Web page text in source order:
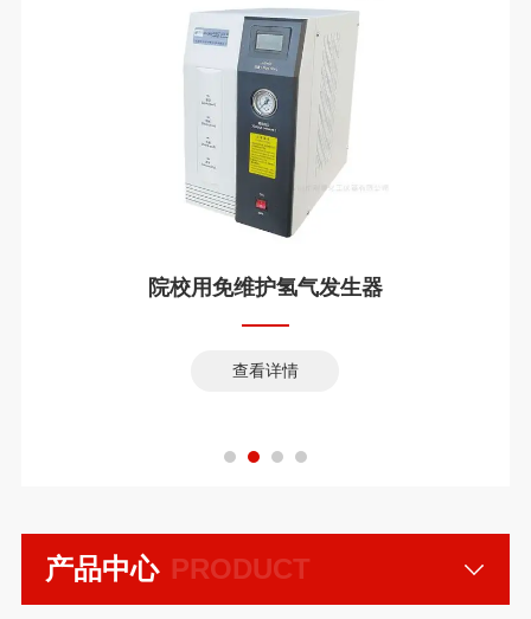
院校用免维护氢气发生器
查看详情
PRODUCT
产品中心